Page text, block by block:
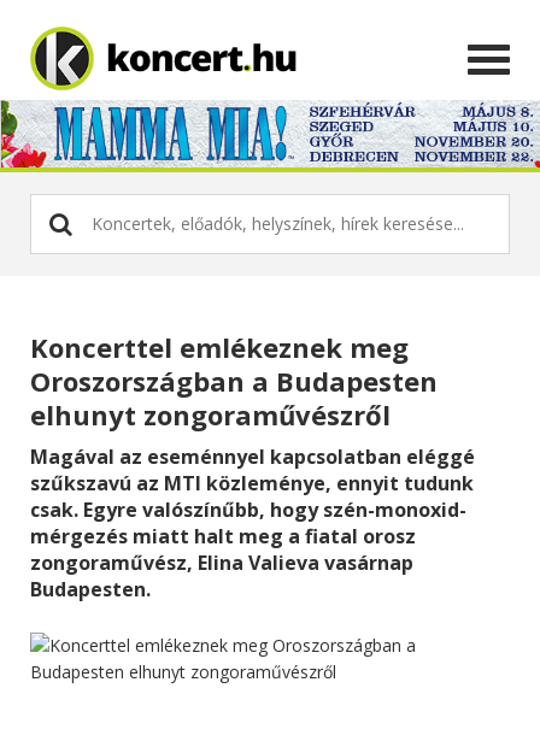
Koncerttel emlékeznek meg
Oroszországban a Budapesten
elhunyt zongoraművészről
Magával az eseménnyel kapcsolatban eléggé
szűkszavú az MTI közleménye, ennyit tudunk
csak. Egyre valószínűbb, hogy szén-monoxid-
mérgezés miatt halt meg a fiatal orosz
zongoraművész, Elina Valieva vasárnap
Budapesten.